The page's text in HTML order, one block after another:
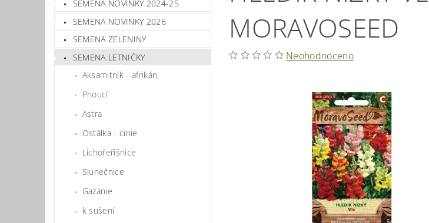
SEMENA NOVINKY 2024-25
SEMENA NOVINKY 2026
SEMENA ZELENINY
SEMENA LETNIČKY
Aksamitník - afrikán
Pnoucí
Astra
Ostálka - cinie
Lichořeřišnice
Slunečnice
Gazánie
k sušení
MORAVOSEED
Neohodnoceno